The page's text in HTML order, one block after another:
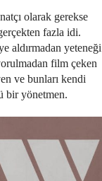
olarak gerekse
fazla idi.
aldırmadan yeteneği
film çeken
ve bunları kendi
bir yönetmen.